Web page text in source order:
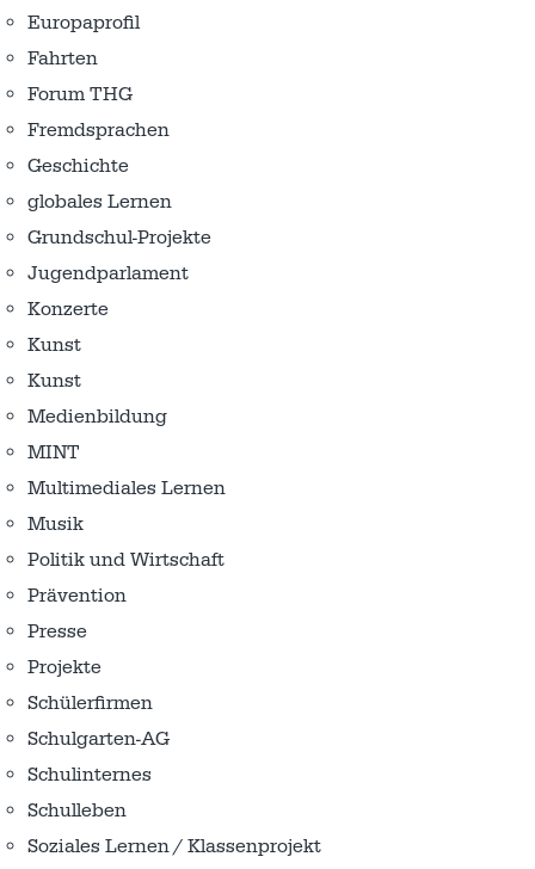
Europaprofil
Fahrten
Forum THG
Fremdsprachen
Geschichte
globales Lernen
Grundschul-Projekte
Jugendparlament
Konzerte
Kunst
Kunst
Medienbildung
MINT
Multimediales Lernen
Musik
Politik und Wirtschaft
Prävention
Presse
Projekte
Schülerfirmen
Schulgarten-AG
Schulinternes
Schulleben
Soziales Lernen / Klassenprojekt